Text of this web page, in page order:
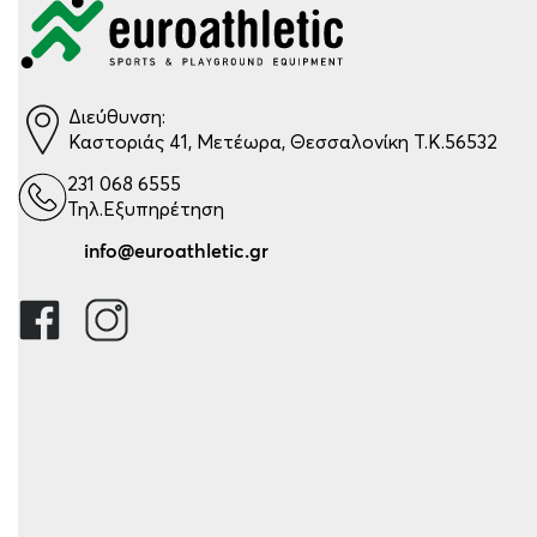
Διεύθυνση:
Καστοριάς 41, Μετέωρα, Θεσσαλονίκη Τ.Κ.56532
231 068 6555
Τηλ.Εξυπηρέτηση
info@euroathletic.gr